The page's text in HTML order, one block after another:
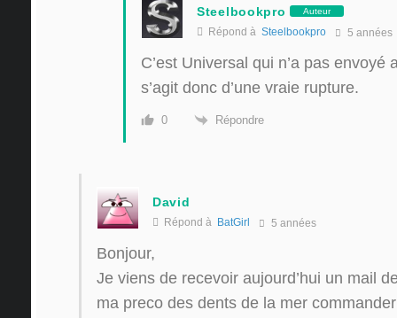
Steelbookpro Auteur
Répond à Steelbookpro 5 années
C’est Universal qui n’a pas
s’agit donc d’une vraie rupture.
0 Répondre
David
Répond à BatGirl 5 années
Bonjour,
Je viens de recevoir aujourd’hui un mail
ma preco des dents de la mer